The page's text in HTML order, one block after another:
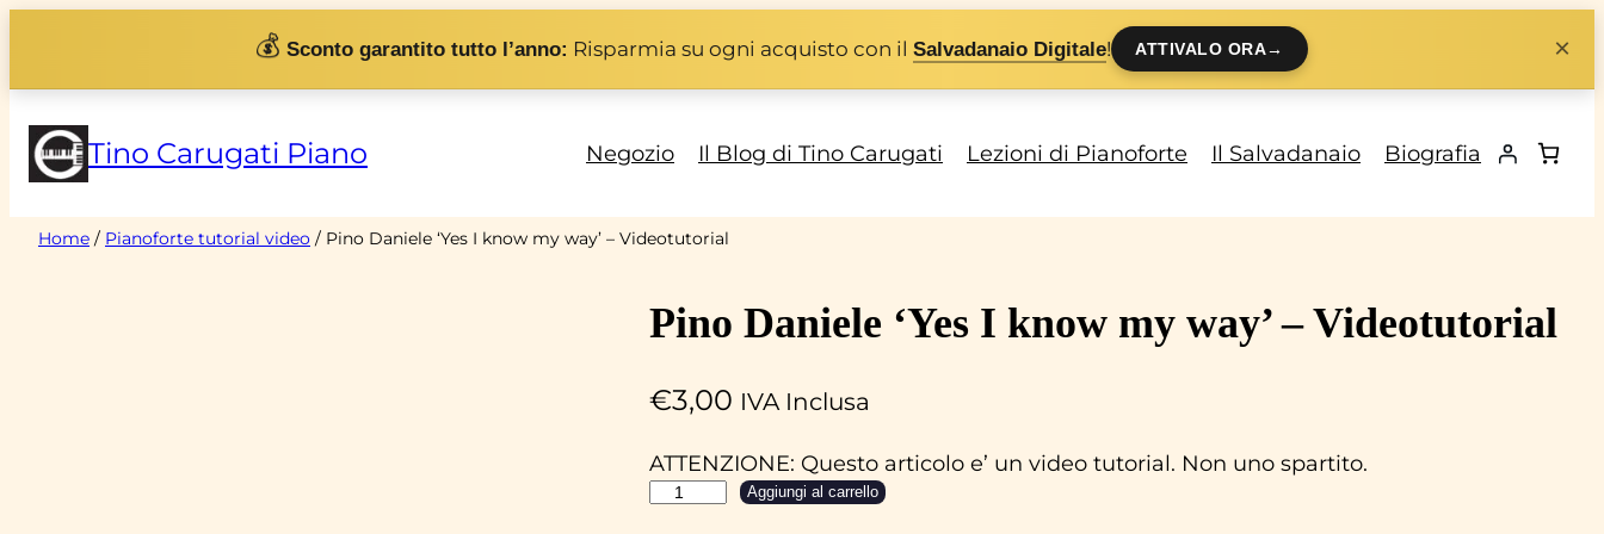
contenuto
💰 Sconto garantito tutto l’anno: Risparmia su ogni acquisto con ilSalvadanaio Digitale! ATTIVALO ORA→ ×
Tino Carugati Piano Negozio Il Blog di Tino Carugati Lezioni di Pianoforte Il Salvadanaio Biografia
Home / Pianoforte tutorial video / Pino Daniele ‘Yes I know my way’ – Videotutorial
Pino Daniele ‘Yes I know my way’ – Videotutorial
€3,00 IVA Inclusa
ATTENZIONE: Questo articolo e’ un video tutorial. Non uno spartito.
Aggiungi al carrello